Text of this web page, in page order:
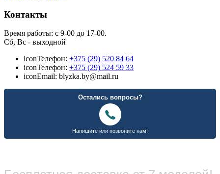
Контакты
Время работы: с 9-00 до 17-00.
Сб, Вс - выходной
iconТелефон: +375 (29) 520 84 64
iconТелефон: +375 (29) 524 59 33
iconEmail: blyzka.by@mail.ru